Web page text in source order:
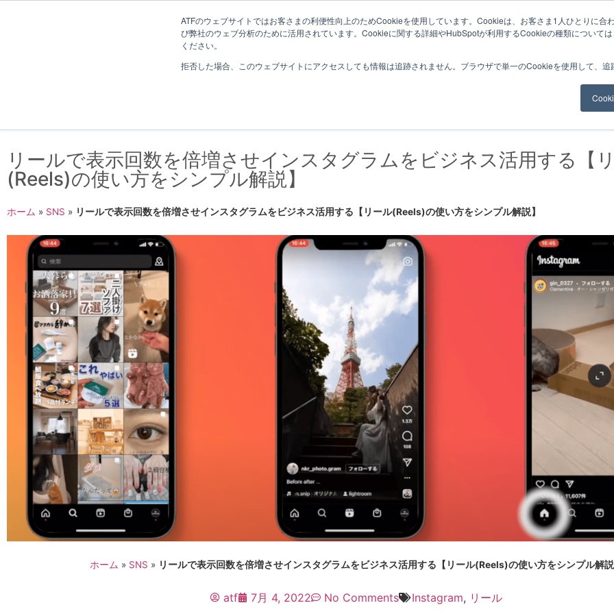
ATFのウェブサイトではお客さまの利便性向上のためCookieを使用しています。Cookieは、お客さま1人ひとりに合
び弊社のウェブ分析のために活用されています。Cookieに関する詳細やHubSpotが利用するCookieの種類について
ください。
拒否した場合、このウェブサイトにアクセスしても情報は追跡されません。ブラウザで単一のCookieを使用して、
Web制作考え方 サービスメニュー 料金 Web制作 ナレッ
リールで表示回数を倍増させインスタグラムをビジネス活用する【
(Reels)の使い方をシンプル解説】
ホーム » SNS » リールで表示回数を倍増させインスタグラムをビジネス活用する【リール(Reels)の使い方をシンプル解説】
ホーム » SNS » リールで表示回数を倍増させインスタグラムをビジネス活用する【リール(Reels)の使い方をシンプル解
atf 7月 4, 2022 No Comments Instagram, リール